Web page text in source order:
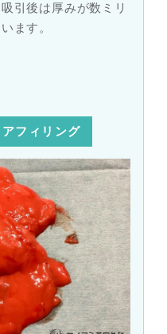
引後は厚みが数ミリ
ます。
フィリング